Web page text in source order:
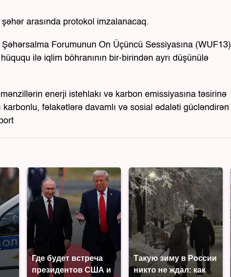
arasında protokol imzalanacaq.
Forumunun On Üçüncü Sessiyasına (WUF13)
ilə iqlim böhranının bir-birindən ayrı düşünülə
enerji istehlakı və karbon emissiyasına təsirinə
karbonlu, fəlakətlərə davamlı və sosial ədaləti gücləndirən
Где будет встреча
президентов США и
Такую зиму в России
никто не ждал: как